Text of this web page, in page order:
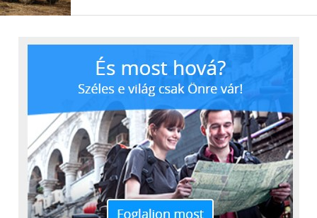
mutatnak, nemcsak ez az
esemény bizonyítja,
hanem a diákoktól érkező
számos pozitív
visszajelzés is. Külön
öröm számunkra, hogy
több hallgatóval is
találkoztunk, akik már
tavaly is részt vettek a